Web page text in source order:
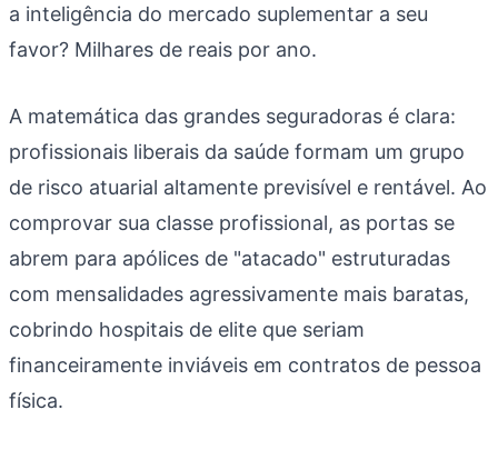
a inteligência do mercado suplementar a seu
favor? Milhares de reais por ano.
A matemática das grandes seguradoras é clara:
profissionais liberais da saúde formam um grupo
de risco atuarial altamente previsível e rentável. Ao
comprovar sua classe profissional, as portas se
abrem para apólices de "atacado" estruturadas
com mensalidades agressivamente mais baratas,
cobrindo hospitais de elite que seriam
financeiramente inviáveis em contratos de pessoa
física.